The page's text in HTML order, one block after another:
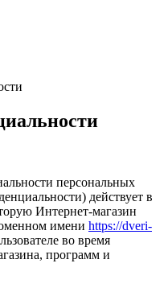
персональных
действует в
Интернет-магазин
имени https://dveri-
во время
программ и